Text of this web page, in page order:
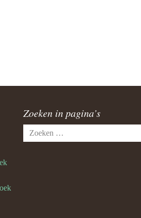
Zoeken in pagina’s
Zoeken
naar: